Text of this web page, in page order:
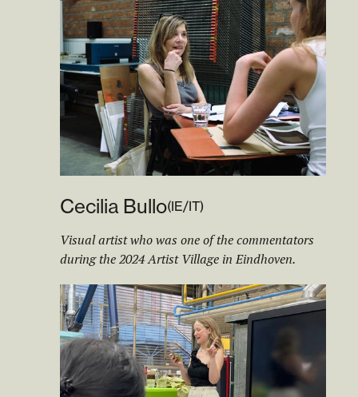
Cecilia Bullo(IE/IT)
Visual artist who was one of the commentators
during the 2024 Artist Village in Eindhoven.